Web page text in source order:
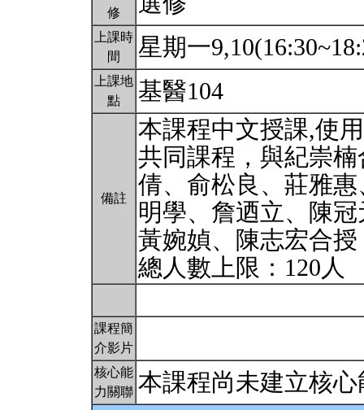
修
上課時
間
星期一
上課地
點
基醫104
備註
本課程中文授課,使
共同課程，與紀崇
倩、俞松良、莊雅
明學、詹迺立、陳
黃婉媜、陳志宏合授
總人數上限：120人
課程簡
介影片
核心能
力關聯 本課程尚未建立核